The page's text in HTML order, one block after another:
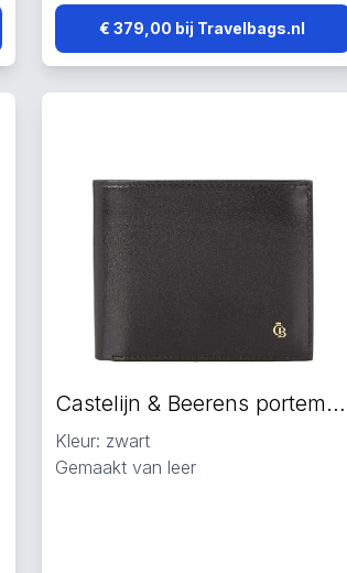
€ 379,00 bij Travelbags.nl
Castelijn & Beerens portemonnee zwart
Kleur: zwart
Gemaakt van leer